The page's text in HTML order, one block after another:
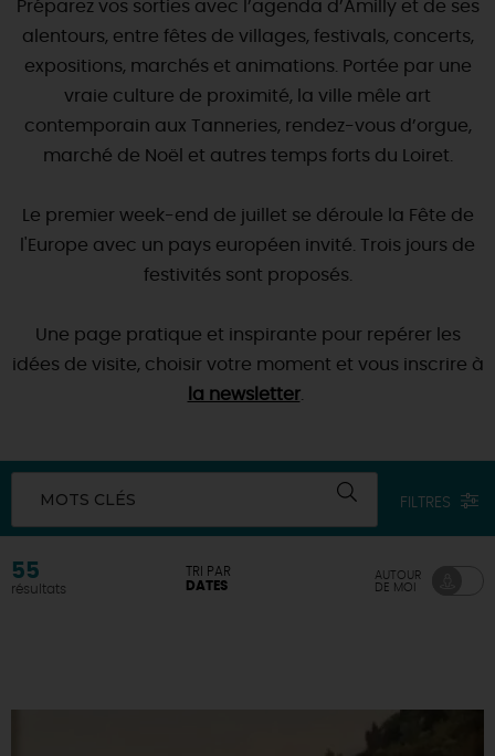
TOUTES LES ACTIVITÉS
Visitesgourmandesetcréatives
Vins etvignobles
Chic,une aire de pique-nique
Par ici les guinguettes
Que rapporter du Loiret ?
La Route des Métiers d'Art
TOUT L'ART DE VIVRE
Des vacances auprès des animaux 🐎
(re)Découvrir les coulisses de la Faïencerie de
Gien !
Expérimenter les parcours Baludik🕵️
Rendez-vous de la nature en 2026
Des sorties en famille dans le Loiret !
2026
Où sortir ?
AUJOURD'HUI
DEMAIN
SE REPÉRER, SE DÉPLACER
INFOS &SERVICES
MAINTENANT
Préparez vos sorties avec l’agenda d’Amilly et de ses
alentours, entre fêtes de villages, festivals, concerts,
expositions, marchés et animations. Portée par une
vraie culture de proximité, la ville mêle art
contemporain aux Tanneries, rendez-vous d’orgue,
marché de Noël et autres temps forts du Loiret.
Le premier week-end de juillet se déroule la Fête de
l'Europe avec un pays européen invité. Trois jours de
festivités sont proposés.
Une page pratique et inspirante pour repérer les
idées de visite, choisir votre moment et vous inscrire à
la newsletter.
MOTS CLÉS FILTRES
55
résultats
TRI PAR
DATES
AUTOUR
DE MOI